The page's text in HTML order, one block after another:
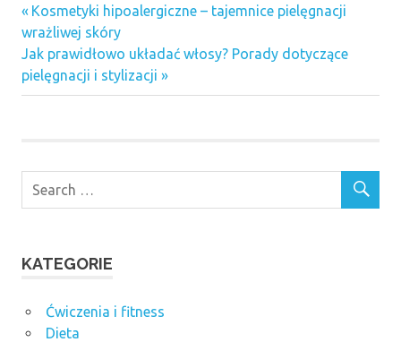
Nawigacja
wpisu
Previous
Post:
Kosmetyki hipoalergiczne – tajemnice pielęgnacji
wrażliwej skóry
Next
Post:
Jak prawidłowo układać włosy? Porady dotyczące
pielęgnacji i stylizacji
KATEGORIE
Ćwiczenia i fitness
Dieta